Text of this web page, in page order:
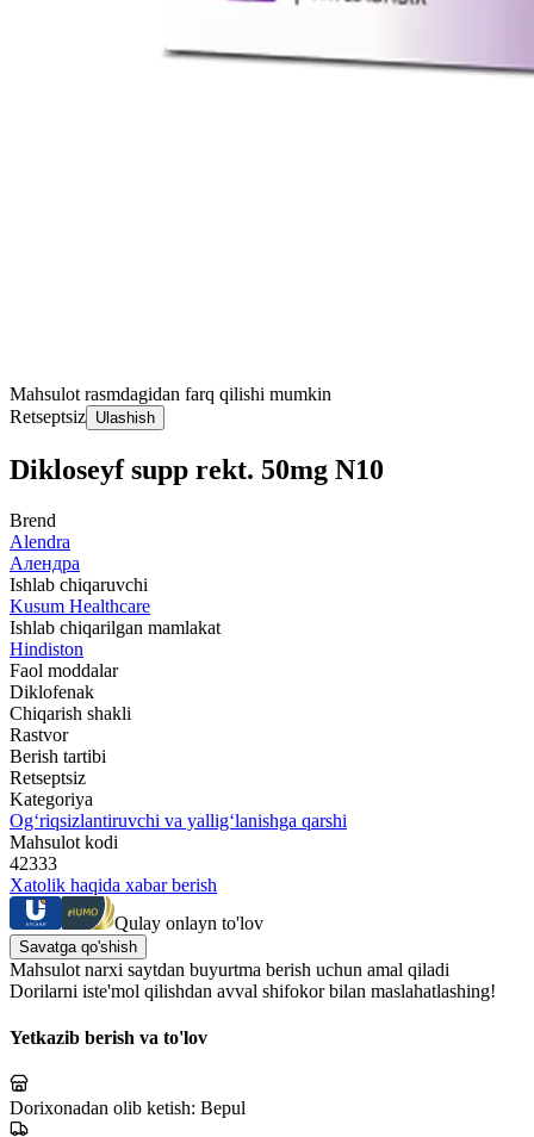
Mahsulot rasmdagidan farq qilishi mumkin
Retseptsiz Ulashish
Dikloseyf supp rekt. 50mg N10
Brend
Alendra
Алендра
Ishlab chiqaruvchi
Kusum Healthcare
Ishlab chiqarilgan mamlakat
Hindiston
Faol moddalar
Diklofenak
Chiqarish shakli
Rastvor
Berish tartibi
Retseptsiz
Kategoriya
Og‘riqsizlantiruvchi va yallig‘lanishga qarshi
Mahsulot kodi
42333
Xatolik haqida xabar berish
Qulay onlayn to'lov
Savatga qo'shish
Mahsulot narxi saytdan buyurtma berish uchun amal qiladi
Dorilarni iste'mol qilishdan avval shifokor bilan maslahatlashing!
Yetkazib berish va to'lov
Dorixonadan olib ketish: Bepul